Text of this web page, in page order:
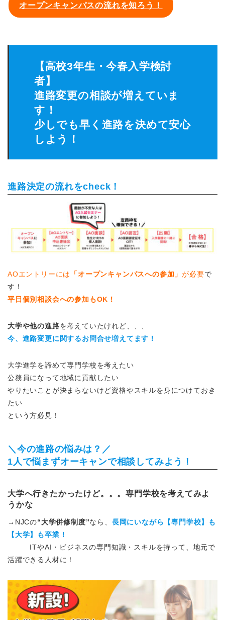
オープンキャンパスの流れを知ろう！
【高校3年生・今春入学検討
者】
進路変更の相談が増えていま
す！
少しでも早く進路を決めて安心
しよう！
進路決定の流れをcheck！
AOエントリーには 「オープンキャンパスへの参加」が必要で
す！
平日個別相談会への参加もOK！
大学や他の進路を考えていたけれど、、、
今、進路変更に関するお問合せ増えてます！
大学進学を諦めて専門学校を考えたい
公務員になって地域に貢献したい
やりたいことが決まらないけど資格やスキルを身につけておき
たい
という方必見！
＼今の進路の悩みは？／
1人で悩まずオーキャンで相談してみよう！
大学へ行きたかったけど。。。専門学校を考えてみよ
うかな
→NJCの“大学併修制度”なら、 長岡にいながら【専門学校】も
【大学】も卒業！
ITやAI・ビジネスの専門知識・スキルを持って、地元で
活躍できる人材に！